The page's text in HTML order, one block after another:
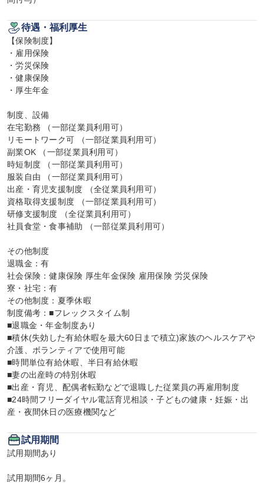
待遇・福利厚生
【保険制度】
・雇用保険
・労災保険
・健康保険
・厚生年金
制度、設備
在宅勤務 （一部従業員利用可）
リモートワーク可 （一部従業員利用可）
副業OK （一部従業員利用可）
時短制度 （一部従業員利用可）
服装自由 （一部従業員利用可）
出産・育児支援制度 （全従業員利用可）
資格取得支援制度 （一部従業員利用可）
研修支援制度 （全従業員利用可）
社員食堂・食事補助 （一部従業員利用可）
その他制度
退職金：有
社会保険：健康保険 厚生年金保険 雇用保険 労災保険
寮・社宅：有
その他制度：夏季休暇
制度備考：■フレックスタイム制
■退職金・年金制度あり
■積休(失効した有給休暇を最大60日まで積立)家族のヘルスケアや
介護、ボランティアで使用可能
■時間単位有給休暇、半日有給休暇
■妻の出産時の特別休暇
■出産・育児、配偶者転勤などで退職した従業員の再雇用制度
■24時間フリーダイヤル電話育児相談・子どもの健康・妊娠・出
産・夜間休日の医療機関など
試用期間
試用期間あり
試用期間6ヶ月。